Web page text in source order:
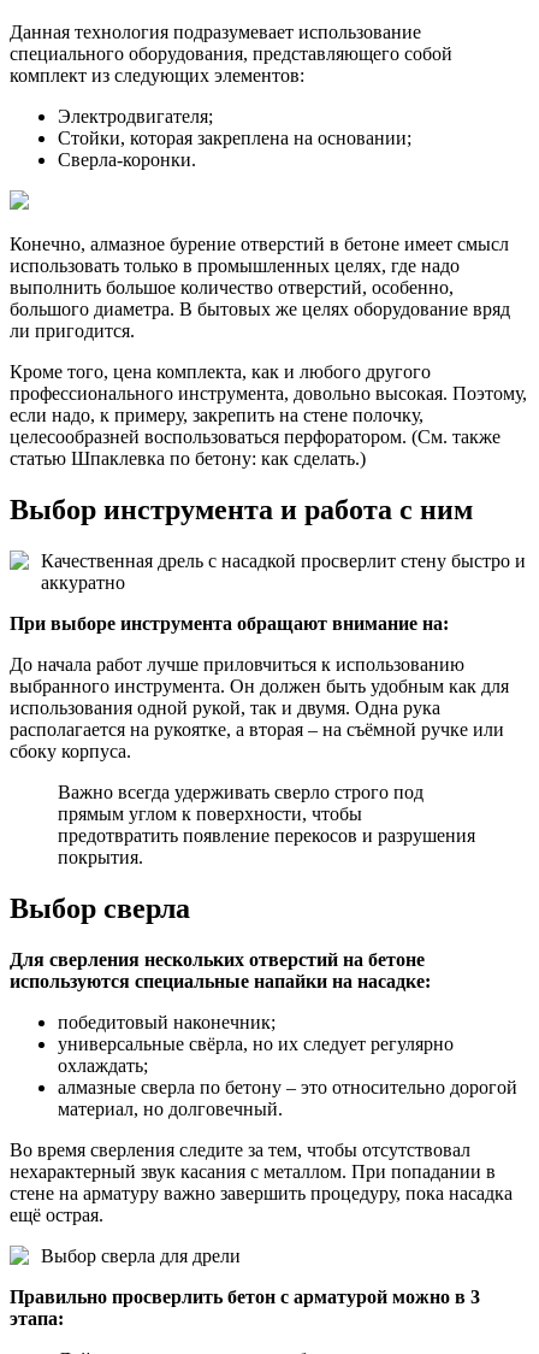
Данная технология подразумевает использование
специального оборудования, представляющего собой
комплект из следующих элементов:
Электродвигателя;
Стойки, которая закреплена на основании;
Сверла-коронки.
Конечно, алмазное бурение отверстий в бетоне имеет смысл
использовать только в промышленных целях, где надо
выполнить большое количество отверстий, особенно,
большого диаметра. В бытовых же целях оборудование вряд
ли пригодится.
Кроме того, цена комплекта, как и любого другого
профессионального инструмента, довольно высокая. Поэтому,
если надо, к примеру, закрепить на стене полочку,
целесообразней воспользоваться перфоратором. (См. также
статью Шпаклевка по бетону: как сделать.)
Выбор инструмента и работа с ним
Качественная дрель с насадкой просверлит стену быстро и
аккуратно
При выборе инструмента обращают внимание на:
До начала работ лучше приловчиться к использованию
выбранного инструмента. Он должен быть удобным как для
использования одной рукой, так и двумя. Одна рука
располагается на рукоятке, а вторая – на съёмной ручке или
сбоку корпуса.
Важно всегда удерживать сверло строго под
прямым углом к поверхности, чтобы
предотвратить появление перекосов и разрушения
покрытия.
Выбор сверла
Для сверления нескольких отверстий на бетоне
используются специальные напайки на насадке:
победитовый наконечник;
универсальные свёрла, но их следует регулярно
охлаждать;
алмазные сверла по бетону – это относительно дорогой
материал, но долговечный.
Во время сверления следите за тем, чтобы отсутствовал
нехарактерный звук касания с металлом. При попадании в
стене на арматуру важно завершить процедуру, пока насадка
ещё острая.
Выбор сверла для дрели
Правильно просверлить бетон с арматурой можно в 3
этапа: